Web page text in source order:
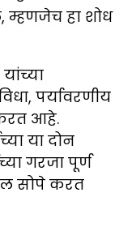
म्हणजेच हा शोध
पर्यावरणीय
आहे.
या दोन
गरजा पूर्ण
सोपे करत